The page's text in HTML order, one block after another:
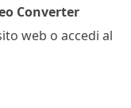
Converter
web o accedi al